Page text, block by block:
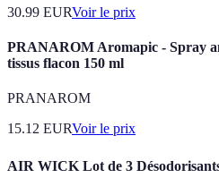
30.99 EURVoir le prix
PRANAROM Aromapic - Spray
tissus flacon 150 ml
PRANAROM
15.12 EURVoir le prix
AIR WICK Lot de 3